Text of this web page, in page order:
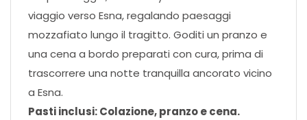
viaggio verso Esna, regalando paesaggi
mozzafiato lungo il tragitto. Goditi un pranzo e
una cena a bordo preparati con cura, prima di
trascorrere una notte tranquilla ancorato vicino
a Esna.
Pasti inclusi: Colazione, pranzo e cena.